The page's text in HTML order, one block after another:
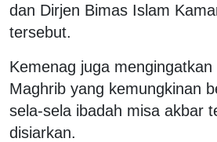
dan Dirjen Bimas Islam
tersebut.
Kemenag juga mengingatkan
Maghrib yang kemungkinan
sela-sela ibadah misa akbar
disiarkan.